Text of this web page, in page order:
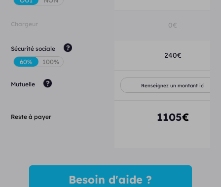
Chargeur 0€
Sécurité sociale
240€
Mutuelle
Reste à payer 1105€
Besoin d'aide ?